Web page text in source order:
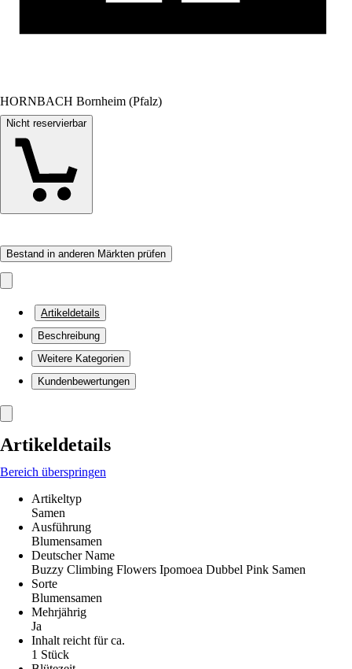
HORNBACH Bornheim (Pfalz)
Nicht reservierbar
Bestand in anderen Märkten prüfen
Artikeldetails
Beschreibung
Weitere Kategorien
Kundenbewertungen
Artikeldetails
Bereich überspringen
Artikeltyp
Samen
Ausführung
Blumensamen
Deutscher Name
Buzzy Climbing Flowers Ipomoea Dubbel Pink Samen
Sorte
Blumensamen
Mehrjährig
Ja
Inhalt reicht für ca.
1 Stück